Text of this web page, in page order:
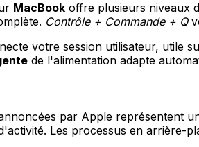
MacBook offre plusieurs niveaux
Contrôle + Commande + Q
votre session utilisateur, utile
de l'alimentation adapte
par Apple représentent
Les processus en arrière-